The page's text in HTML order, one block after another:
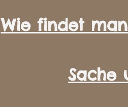
Wie findet
Sache